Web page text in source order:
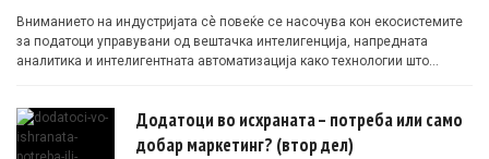
Вниманието на индустријата сè повеќе се насочува кон екосистемите
за податоци управувани од вештачка интелигенција, напредната
аналитика и интелигентната автоматизација како технологии што
Додатоци во исхраната – потреба или само
добар маркетинг? (втор дел)